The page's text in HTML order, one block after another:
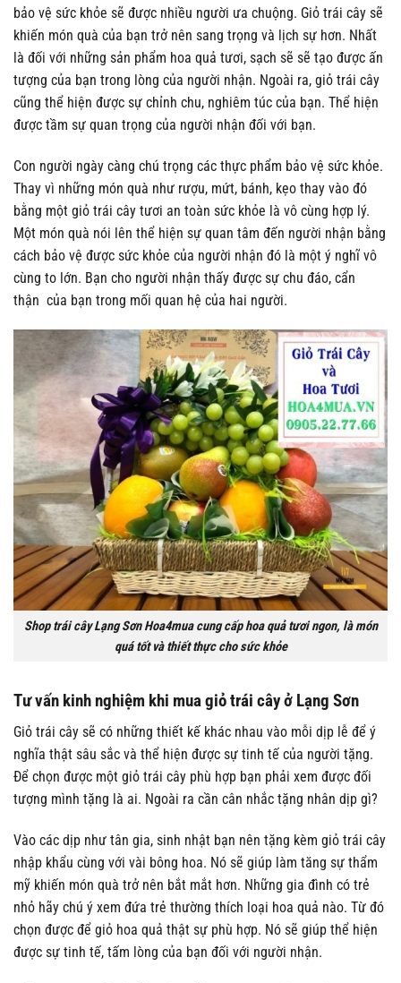
bảo vệ sức khỏe sẽ được nhiều người ưa chuộng. Giỏ trái cây sẽ
khiến món quà của bạn trở nên sang trọng và lịch sự hơn. Nhất
là đối với những sản phẩm hoa quả tươi, sạch sẽ sẽ tạo được ấn
tượng của bạn trong lòng của người nhận. Ngoài ra, giỏ trái cây
cũng thể hiện được sự chỉnh chu, nghiêm túc của bạn. Thể hiện
được tầm sự quan trọng của người nhận đối với bạn.
Con người ngày càng chú trọng các thực phẩm bảo vệ sức khỏe.
Thay vì những món quà như rượu, mứt, bánh, kẹo thay vào đó
bằng một giỏ trái cây tươi an toàn sức khỏe là vô cùng hợp lý.
Một món quà nói lên thể hiện sự quan tâm đến người nhận bằng
cách bảo vệ được sức khỏe của người nhận đó là một ý nghĩ vô
cùng to lớn. Bạn cho người nhận thấy được sự chu đáo, cẩn
thận của bạn trong mối quan hệ của hai người.
Shop trái cây Lạng Sơn Hoa4mua cung cấp hoa quả tươi ngon, là món
quá tốt và thiết thực cho sức khỏe
Tư vấn kinh nghiệm khi mua giỏ trái cây ở Lạng Sơn
Giỏ trái cây sẽ có những thiết kế khác nhau vào mỗi dịp lễ để ý
nghĩa thật sâu sắc và thể hiện được sự tinh tế của người tặng.
Để chọn được một giỏ trái cây phù hợp bạn phải xem được đối
tượng mình tặng là ai. Ngoài ra cần cân nhắc tặng nhân dịp gì?
Vào các dịp như tân gia, sinh nhật bạn nên tặng kèm giỏ trái cây
nhập khẩu cùng với vài bông hoa. Nó sẽ giúp làm tăng sự thẩm
mỹ khiến món quà trở nên bắt mắt hơn. Những gia đình có trẻ
nhỏ hãy chú ý xem đứa trẻ thường thích loại hoa quả nào. Từ đó
chọn được để giỏ hoa quả thật sự phù hợp. Nó sẽ giúp thể hiện
được sự tinh tế, tấm lòng của bạn đối với người nhận.